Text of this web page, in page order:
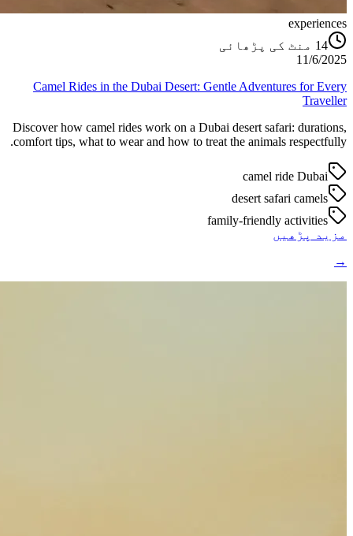
experiences
14 منٹ کی پڑھائی
11/6/2025
Camel Rides in the Dubai Desert: Gentle Adventures for Every
Traveller
Discover how camel rides work on a Dubai desert safari: durations,
comfort tips, what to wear and how to treat the animals respectfully.
camel ride Dubai
desert safari camels
family-friendly activities
مزید پڑھیں
→